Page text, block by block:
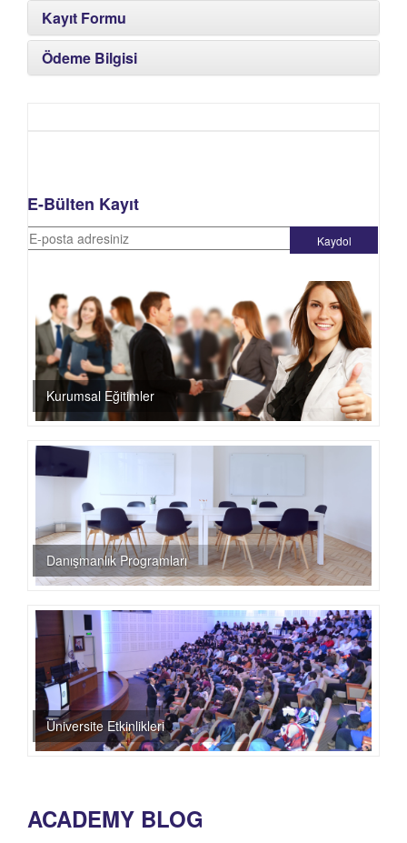
Kayıt Formu
Ödeme Bilgisi
E-Bülten Kayıt
Kurumsal Eğitimler
Danışmanlık Programları
Üniversite Etkinlikleri
ACADEMY BLOG